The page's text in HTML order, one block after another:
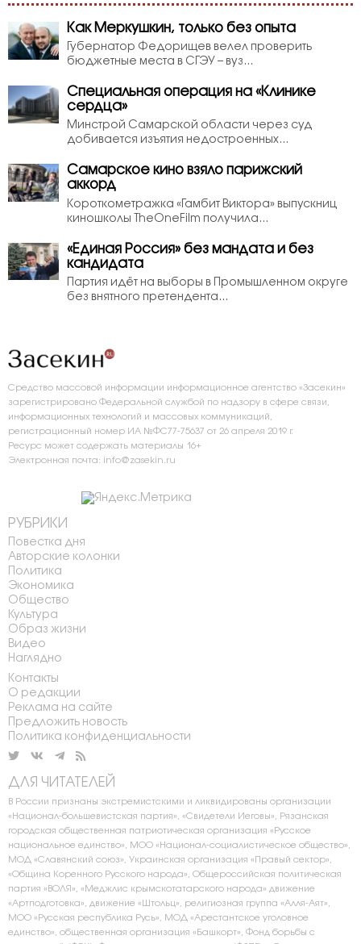
Как Меркушкин, только без опыта
Губернатор Федорищев велел проверить
бюджетные места в СГЭУ – вуз...
Специальная операция на «Клинике
сердца»
Минстрой Самарской области через суд
добивается изъятия недостроенных...
Самарское кино взяло парижский
аккорд
Короткометражка «Гамбит Виктора» выпускниц
киношколы TheOneFilm получила...
«Единая Россия» без мандата и без
кандидата
Партия идёт на выборы в Промышленном округе
без внятного претендента...
Средство массовой информации информационное агентство «Засекин»
зарегистрировано Федеральной службой по надзору в сфере связи,
информационных технологий и массовых коммуникаций,
регистрационный номер ИА №ФС77-75637 от 26 апреля 2019 г.
Ресурс может содержать материалы 16+
Электронная почта: info@zasekin.ru
РУБРИКИ
Повестка дня
Авторские колонки
Политика
Экономика
Общество
Культура
Образ жизни
Видео
Наглядно
Контакты
О редакции
Реклама на сайте
Предложить новость
Политика конфиденциальности
ДЛЯ ЧИТАТЕЛЕЙ
В России признаны экстремистскими и ликвидированы организации
«Национал-большевистская партия», «Свидетели Иеговы», Рязанская
городская общественная патриотическая организация «Русское
национальное единство», МОО «Национал-социалистическое общество»,
МОД «Славянский союз», Украинская организация «Правый сектор»,
«Община Коренного Русского народа», Общероссийская политическая
партия «ВОЛЯ», «Меджлис крымскотатарского народа» движение
«Артподготовка», движение «Штольц», религиозная группа «Алля-Аят»,
МОО «Русская республика Русь», МОД «Арестантское уголовное
единство», общественная организация «Башкорт», Фонд борьбы с